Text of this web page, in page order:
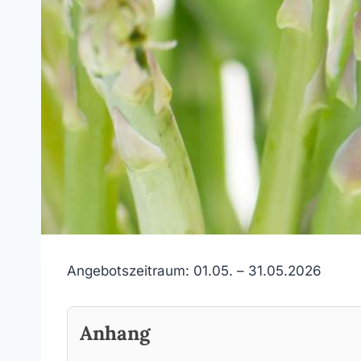
Angebotszeitraum: 01.05. – 31.05.2026
Anhang